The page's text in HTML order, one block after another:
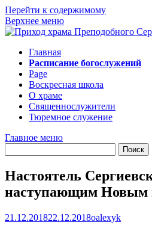
Перейти к содержимому
Верхнее меню
Главная
Расписание богослужений
Page
Воскресная школа
О храме
Священнослужители
Тюремное служение
Главное меню
Настоятель
наступающим Новым
21.12.201822.12.2018oalexyk